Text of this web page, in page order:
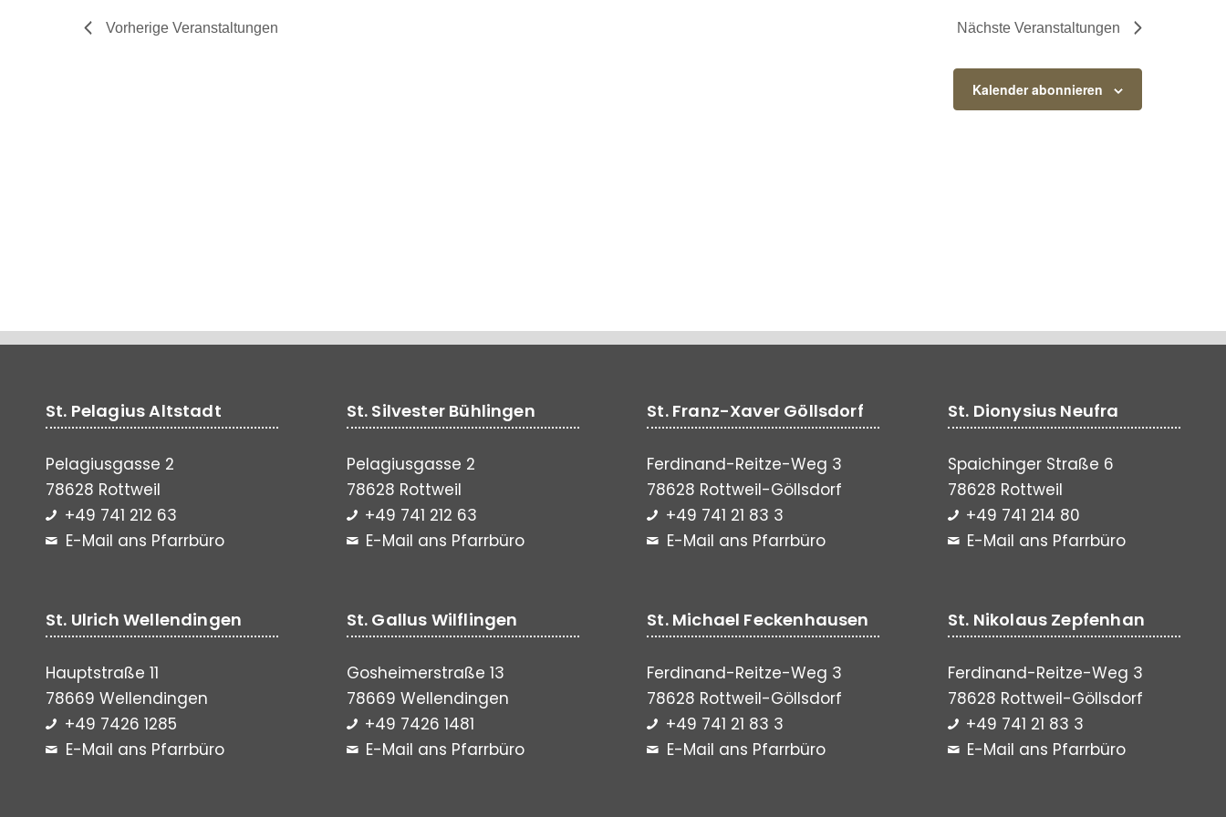
Vorherige Veranstaltungen Nächste Veranstaltungen
Kalender abonnieren
St. Pelagius Altstadt
Pelagiusgasse 2
78628 Rottweil
+49 741 212 63
E-Mail ans Pfarrbüro
St. Ulrich Wellendingen
Hauptstraße 11
78669 Wellendingen
+49 7426 1285
E-Mail ans Pfarrbüro
St. Silvester Bühlingen
Pelagiusgasse 2
78628 Rottweil
+49 741 212 63
E-Mail ans Pfarrbüro
St. Gallus Wilflingen
Gosheimerstraße 13
78669 Wellendingen
+49 7426 1481
E-Mail ans Pfarrbüro
St. Franz-Xaver Göllsdorf
Ferdinand-Reitze-Weg 3
78628 Rottweil-Göllsdorf
+49 741 21 83 3
E-Mail ans Pfarrbüro
St. Michael Feckenhausen
Ferdinand-Reitze-Weg 3
78628 Rottweil-Göllsdorf
+49 741 21 83 3
E-Mail ans Pfarrbüro
St. Dionysius Neufra
Spaichinger Straße 6
78628 Rottweil
+49 741 214 80
E-Mail ans Pfarrbüro
St. Nikolaus Zepfenhan
Ferdinand-Reitze-Weg 3
78628 Rottweil-Göllsdorf
+49 741 21 83 3
E-Mail ans Pfarrbüro